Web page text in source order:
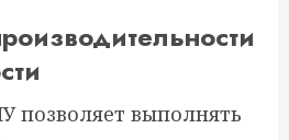
позволяет выполнять